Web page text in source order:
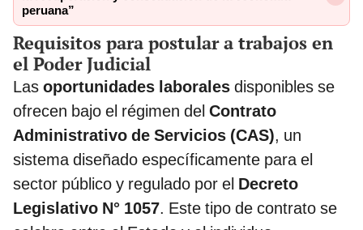
peruana”
Requisitos para postular a trabajos en
el Poder Judicial
Las oportunidades laborales disponibles se
ofrecen bajo el régimen del Contrato
Administrativo de Servicios (CAS), un
sistema diseñado específicamente para el
sector público y regulado por el Decreto
Legislativo N° 1057. Este tipo de contrato se